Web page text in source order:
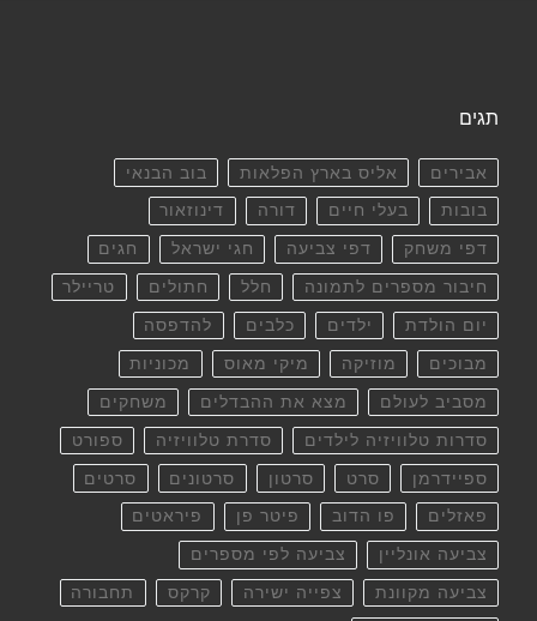
תגים
אבירים אליס בארץ הפלאות בוב הבנאי
בובות בעלי חיים דורה דינוזאור
דפי משחק דפי צביעה חגי ישראל חגים
חיבור מספרים לתמונה חלל חתולים טריילר
יום הולדת ילדים כלבים להדפסה
מבוכים מוזיקה מיקי מאוס מכוניות
מסביב לעולם מצא את ההבדלים משחקים
סדרות טלוויזיה לילדים סדרת טלוויזיה ספורט
ספיידרמן סרט סרטון סרטונים סרטים
פאזלים פו הדוב פיטר פן פיראטים
צביעה אונליין צביעה לפי מספרים
צביעה מקוונת צפייה ישירה קרקס תחבורה